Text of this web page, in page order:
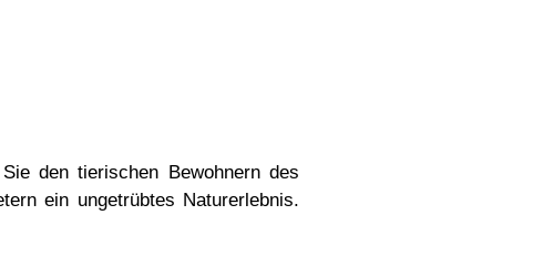
den tierischen Bewohnern des
ein ungetrübtes Naturerlebnis.